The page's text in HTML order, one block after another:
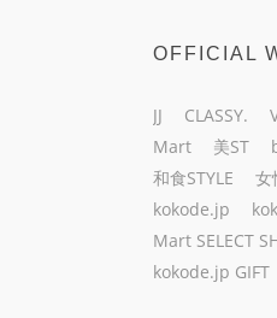
OFFICIAL
JJ CLASSY.
Mart
美ST
和食STYLE
女
kokode.jp
Mart SELECT
kokode.jp GIFT